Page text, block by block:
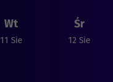
Wt
11 Sie
Śr
12 Sie